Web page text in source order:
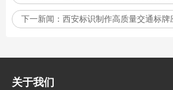
下一新闻： 西安标识制作高质量交通标牌
关于我们